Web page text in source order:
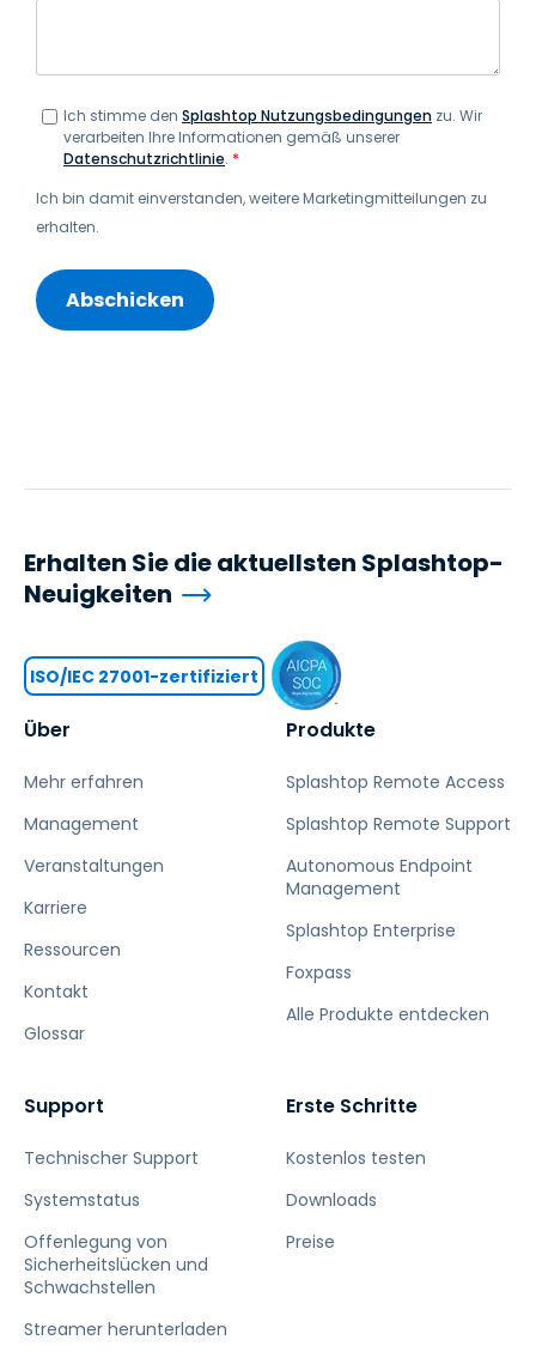
Ich stimme den Splashtop Nutzungsbedingungen zu. Wir
verarbeiten Ihre Informationen gemäß unserer
Datenschutzrichtlinie. *
Ich bin damit einverstanden, weitere Marketingmitteilungen zu
erhalten.
Über
Mehr erfahren
Management
Veranstaltungen
Karriere
Ressourcen
Kontakt
Glossar
Produkte
Splashtop Remote Access
Splashtop Remote Support
Autonomous Endpoint
Management
Splashtop Enterprise
Foxpass
Alle Produkte entdecken
Support
Technischer Support
Systemstatus
Offenlegung von
Sicherheitslücken und
Schwachstellen
Streamer herunterladen
Erste Schritte
Kostenlos testen
Downloads
Preise
Erhalten Sie die aktuellsten Splashtop-
Neuigkeiten
ISO/IEC 27001-zertifiziert